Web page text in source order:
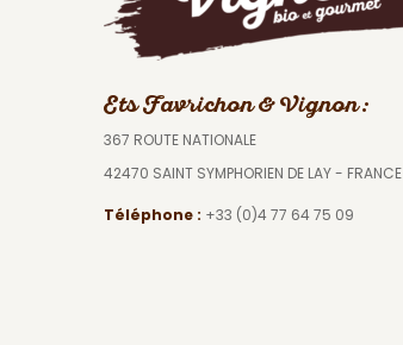
Ets Favrichon & Vignon :
367 ROUTE NATIONALE
42470 SAINT SYMPHORIEN DE LAY - FRANCE
Téléphone : +33 (0)4 77 64 75 09